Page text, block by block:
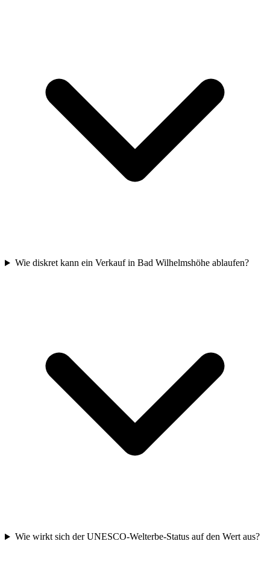
Wie diskret kann ein Verkauf in Bad Wilhelmshöhe ablaufen?
Wie wirkt sich der UNESCO-Welterbe-Status auf den Wert aus?